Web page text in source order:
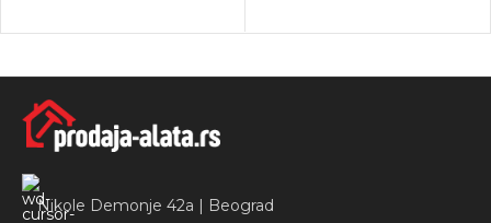
Nikole Demonje 42a | Beograd